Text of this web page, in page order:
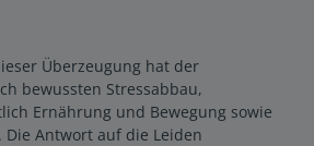
Überzeugung hat der
bewussten Stressabbau,
Ernährung und Bewegung sowie
Antwort auf die Leiden